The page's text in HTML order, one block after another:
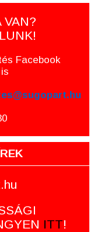
VAN?
Facebook
ITT!